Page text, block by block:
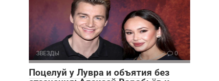
ЗВЕЗДЫ 0
Поцелуй у Лувра и объятия без